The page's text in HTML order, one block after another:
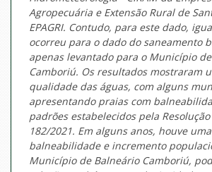
Agropecuária e Extensão Rural de
EPAGRI. Contudo, para este dado,
ocorreu para o dado do saneamento
apenas levantado para o Município
Camboriú. Os resultados mostraram
qualidade das águas, com alguns
apresentando praias com
padrões estabelecidos pela Resolução
182/2021. Em alguns anos, houve
balneabilidade e incremento
Município de Balneário Camboriú,